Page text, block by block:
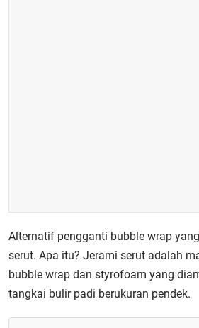
Alternatif pengganti bubble wrap
serut. Apa itu? Jerami serut adalah
bubble wrap dan styrofoam yang
tangkai bulir padi berukuran pendek.